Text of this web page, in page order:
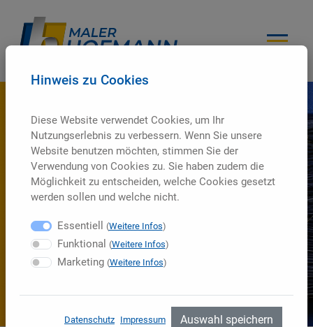
Hinweis zu Cookies
Diese Website verwendet Cookies, um Ihr
Nutzungserlebnis zu verbessern. Wenn Sie unsere
Website benutzen möchten, stimmen Sie der
Verwendung von Cookies zu. Sie haben zudem die
Möglichkeit zu entscheiden, welche Cookies gesetzt
werden sollen und welche nicht.
Essentiell (Weitere Infos)
Funktional (Weitere Infos)
Marketing (Weitere Infos)
Datenschutz Impressum Auswahl speichern